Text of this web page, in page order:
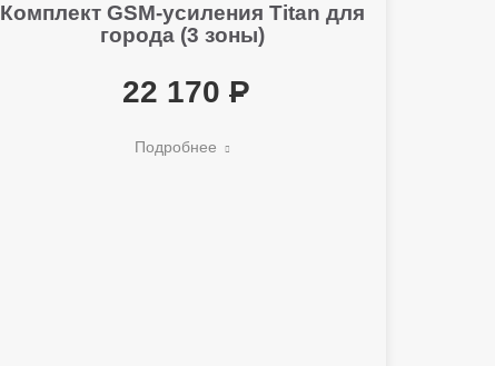
Комплект GSM-усиления Titan для
города (3 зоны)
22 170
Подробнее